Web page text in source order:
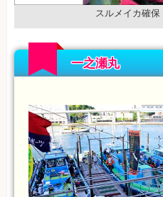
スルメイカ確保
一之瀬丸